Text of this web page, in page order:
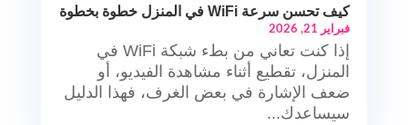
كيف تحسن سرعة WiFi في المنزل خطوة بخطوة
فبراير 21, 2026
إذا كنت تعاني من بطء شبكة WiFi في
المنزل، تقطيع أثناء مشاهدة الفيديو، أو
ضعف الإشارة في بعض الغرف، فهذا الدليل
سيساعدك...